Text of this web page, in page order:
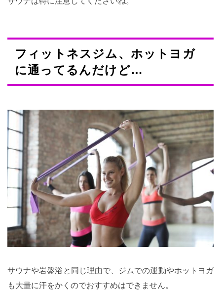
フィットネスジム、ホットヨガ
に通ってるんだけど…
サウナや岩盤浴と同じ理由で、ジムでの運動やホットヨガ
も大量に汗をかくのでおすすめはできません。